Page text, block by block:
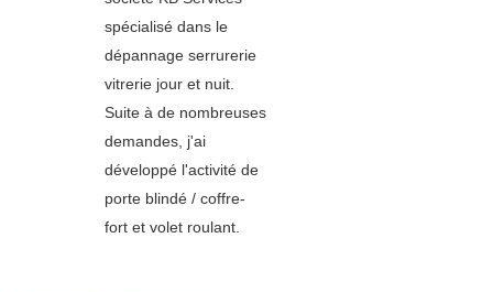
spécialisé dans le
dépannage serrurerie
vitrerie jour et nuit.
Suite à de nombreuses
demandes, j'ai
développé l'activité de
porte blindé / coffre-
fort et volet roulant.